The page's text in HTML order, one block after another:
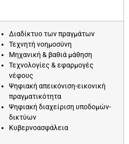
Διαδίκτυο των πραγμάτων
Τεχνητή νοημοσύνη
Μηχανική & βαθιά μάθηση
Τεχνολογίες & εφαρμογές
νέφους
Ψηφιακή απεικόνιση-εικονική
πραγματικότητα
Ψηφιακή διαχείριση υποδομών-
δικτύων
Κυβερνοασφάλεια